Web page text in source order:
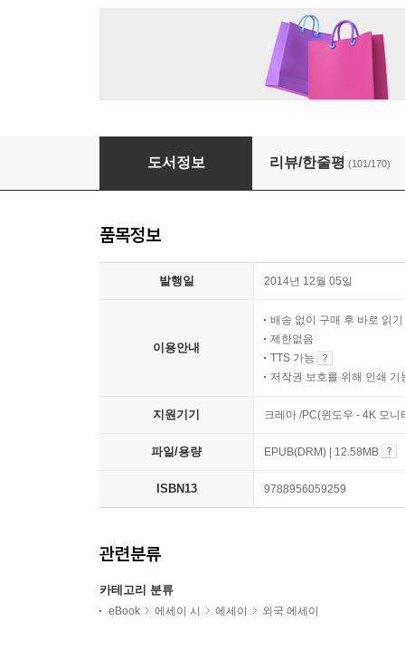
내가 확실히 아는 것들
도서정보 리뷰/한줄평 (101/170)
품목정보
발행일 2014년 12월 05일
이용안내
배송 없이 구매 후 바로 읽기
제한없음
TTS 가능
저작권 보호를 위해 인쇄 기
지원기기 크레마 /PC(윈도우 - 4K 모
파일/용량 EPUB(DRM) | 12.58MB
ISBN13 9788956059259
관련분류
카테고리 분류
eBook 에세이 시 에세이 외국 에세이